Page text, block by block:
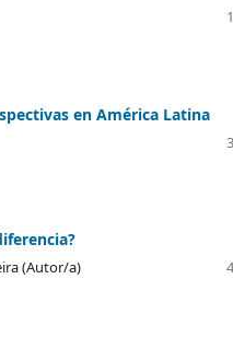
en América Latina
(Autor/a)